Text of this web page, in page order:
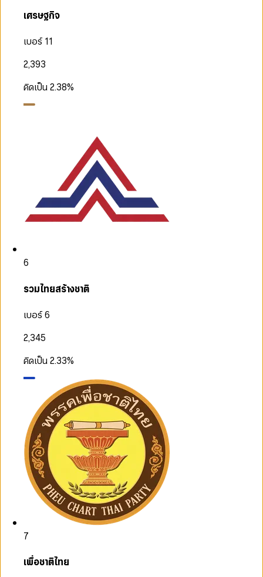
เศรษฐกิจ
เบอร์ 11
2,393
คิดเป็น2.38%
6
รวมไทยสร้างชาติ
เบอร์ 6
2,345
คิดเป็น2.33%
7
เพื่อชาติไทย